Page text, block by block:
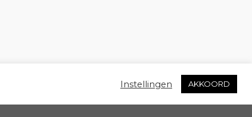
Instellingen AKKOORD